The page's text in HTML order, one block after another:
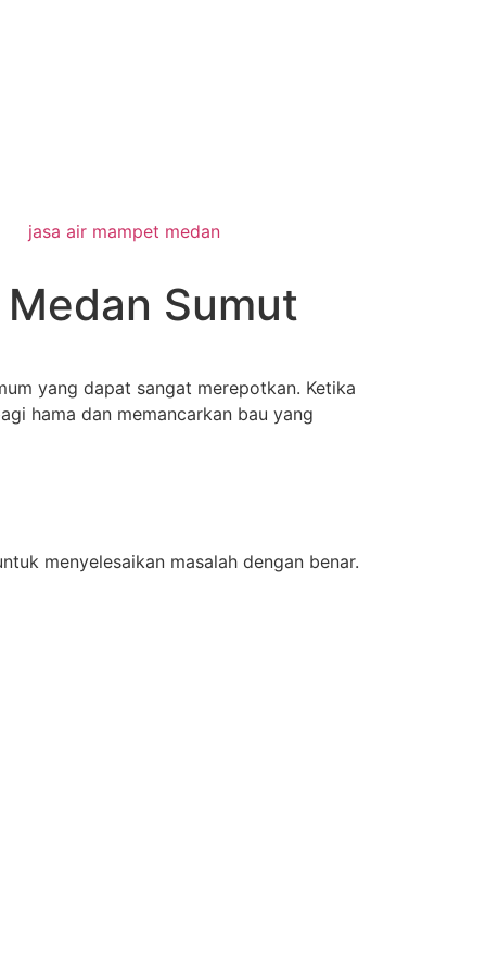
jasa air mampet medan
Sumut
yang dapat sangat merepotkan. Ketika
hama dan memancarkan bau yang
menyelesaikan masalah dengan benar.